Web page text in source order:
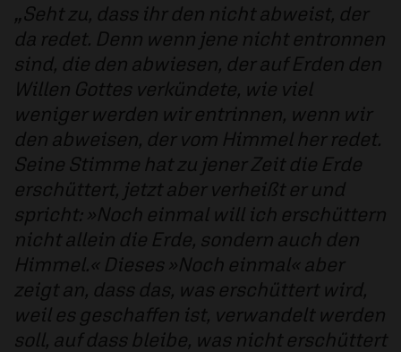
Seht zu, dass ihr den nicht abweist, der
da redet. Denn wenn jene nicht entronnen
sind, die den abwiesen, der auf Erden den
Willen Gottes verkündete, wie viel
weniger werden wir entrinnen, wenn wir
den abweisen, der vom Himmel her redet.
Seine Stimme hat zu jener Zeit die Erde
erschüttert, jetzt aber verheißt er und
spricht: »Noch einmal will ich erschüttern
nicht allein die Erde, sondern auch den
Himmel.« Dieses »Noch einmal« aber
zeigt an, dass das, was erschüttert wird,
weil es geschaffen ist, verwandelt werden
soll, auf dass bleibe, was nicht erschüttert